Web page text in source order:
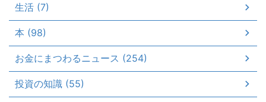
生活 (7)
本 (98)
お金にまつわるニュース (254)
投資の知識 (55)